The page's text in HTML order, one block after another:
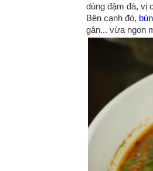
dùng đậm đà, vị
Bên cạnh đó,
gân... vừa ngon